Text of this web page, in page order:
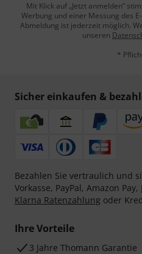
Mit Klick auf „Jetzt anmelden“
Werbung und einer Messung des
Abmeldung ist jederzeit möglich.
unseren
*
Sicher einkaufen &
Bezahlen Sie vertraulich und
Vorkasse, PayPal, Amazon Pay,
Klarna Ratenzahlung oder
Ihre Vorteile
3 Jahre Thomann Garantie